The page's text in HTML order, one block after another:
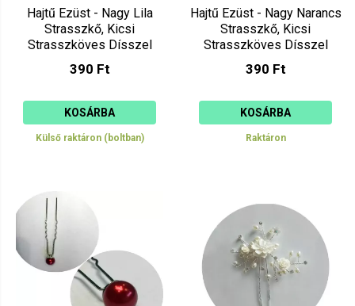
Hajtű Ezüst - Nagy Lila
Strasszkő, Kicsi
Strasszköves Dísszel
390 Ft
KOSÁRBA
Külső raktáron (boltban)
Hajtű Ezüst - Nagy Narancs
Strasszkő, Kicsi
Strasszköves Dísszel
390 Ft
KOSÁRBA
Raktáron